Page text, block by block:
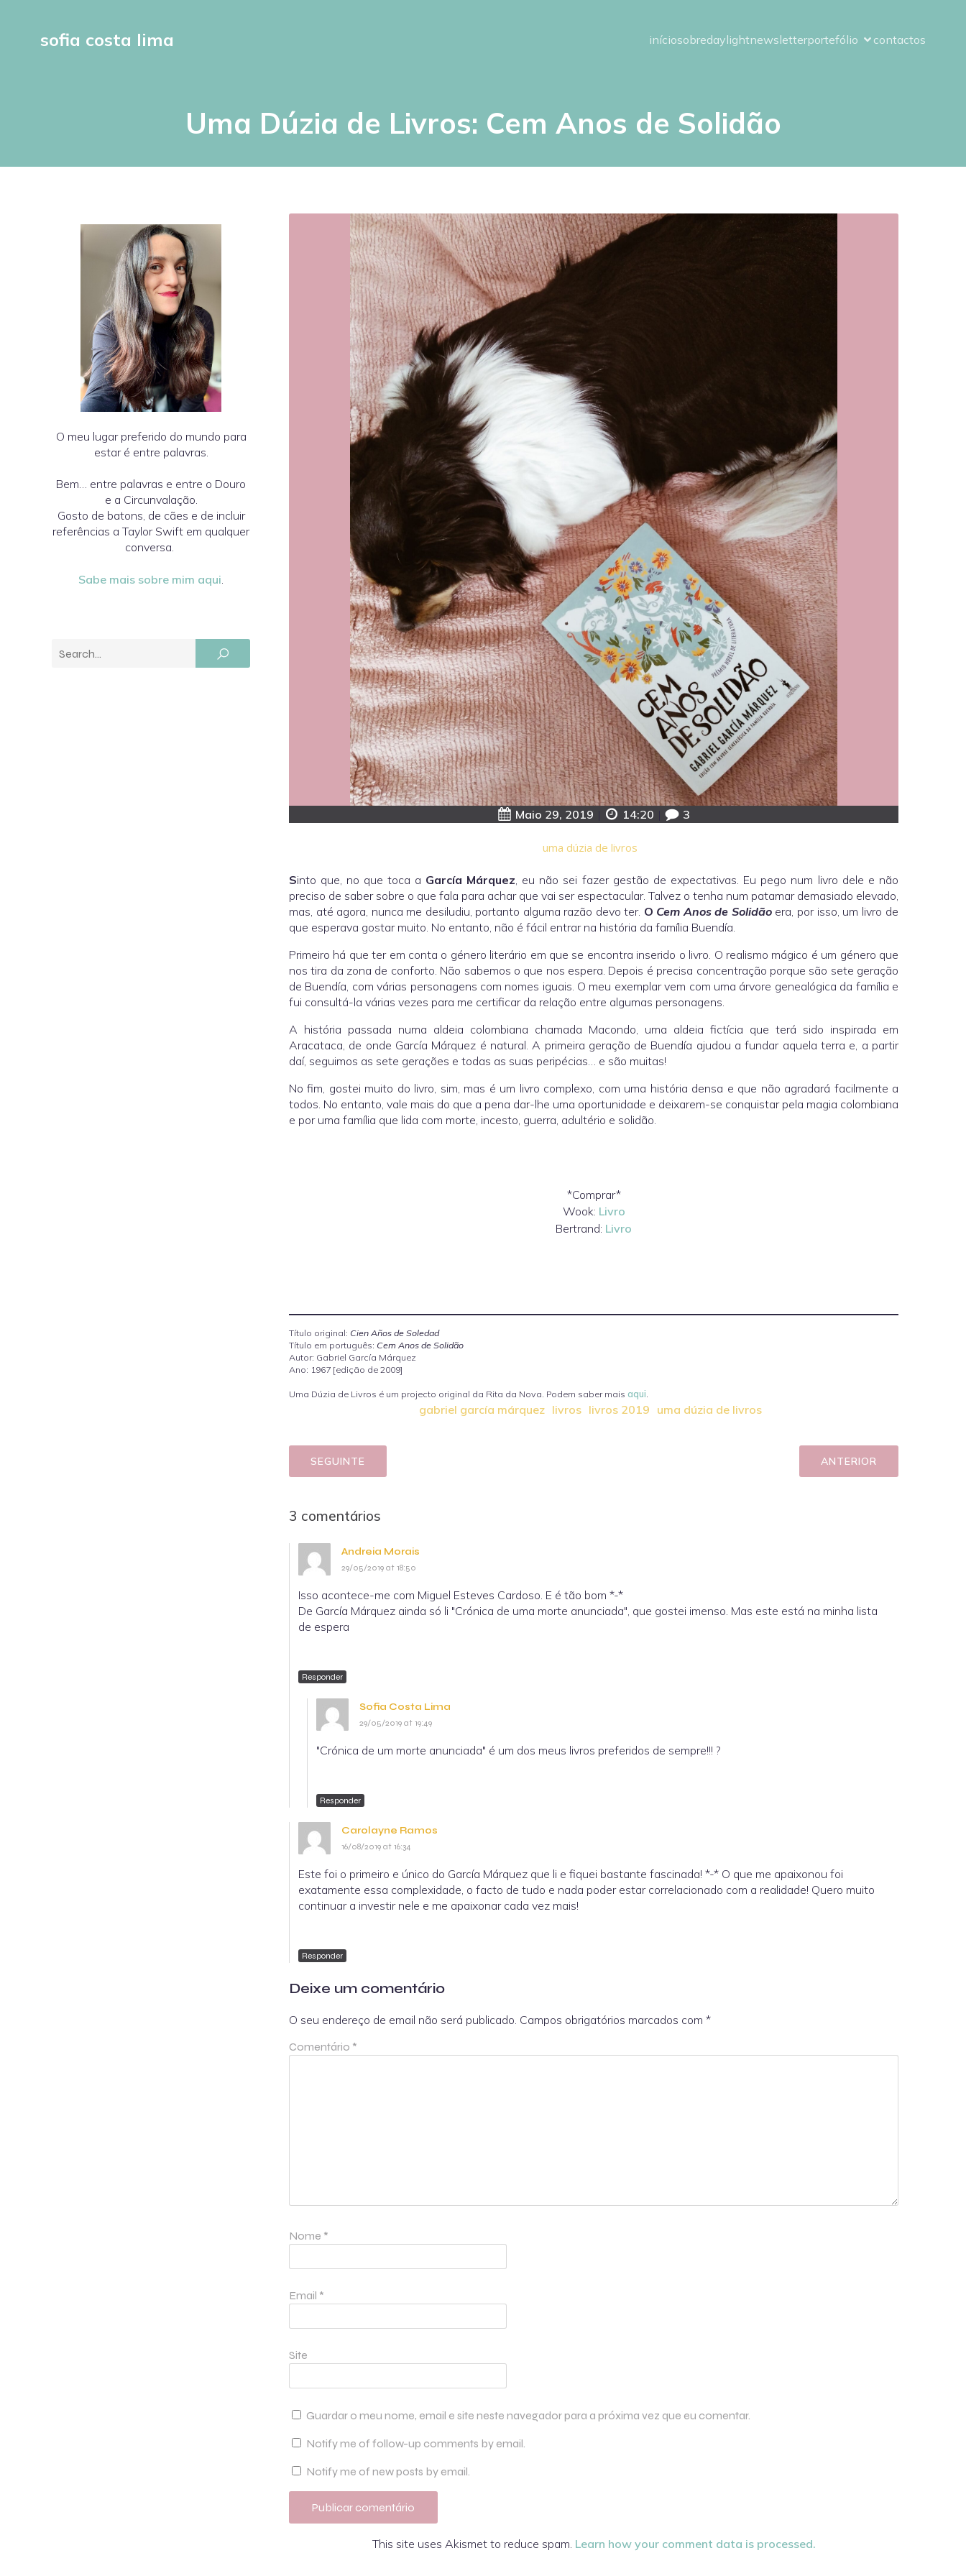
sofia costa lima iníciosobredaylightnewsletterportefólio contactos
Uma Dúzia de Livros: Cem Anos de Solidão
O meu lugar preferido do mundo para
estar é entre palavras.
Bem… entre palavras e entre o Douro
e a Circunvalação.
Gosto de batons, de cães e de incluir
referências a Taylor Swift em qualquer
conversa.
Sabe mais sobre mim aqui.
Maio 29, 2019 14:20 3
uma dúzia de livros
Sinto que, no que toca a García Márquez, eu não sei fazer gestão de expectativas. Eu pego num livro dele e não
preciso de saber sobre o que fala para achar que vai ser espectacular. Talvez o tenha num patamar demasiado elevado,
mas, até agora, nunca me desiludiu, portanto alguma razão devo ter. O Cem Anos de Solidão era, por isso, um livro de
que esperava gostar muito. No entanto, não é fácil entrar na história da família Buendía.
Primeiro há que ter em conta o género literário em que se encontra inserido o livro. O realismo mágico é um género que
nos tira da zona de conforto. Não sabemos o que nos espera. Depois é precisa concentração porque são sete geração
de Buendía, com várias personagens com nomes iguais. O meu exemplar vem com uma árvore genealógica da família e
fui consultá-la várias vezes para me certificar da relação entre algumas personagens.
A história passada numa aldeia colombiana chamada Macondo, uma aldeia fictícia que terá sido inspirada em
Aracataca, de onde García Márquez é natural. A primeira geração de Buendía ajudou a fundar aquela terra e, a partir
daí, seguimos as sete gerações e todas as suas peripécias… e são muitas!
No fim, gostei muito do livro, sim, mas é um livro complexo, com uma história densa e que não agradará facilmente a
todos. No entanto, vale mais do que a pena dar-lhe uma oportunidade e deixarem-se conquistar pela magia colombiana
e por uma família que lida com morte, incesto, guerra, adultério e solidão.
*Comprar*
Wook: Livro
Bertrand: Livro
Título original: Cien Años de Soledad
Título em português: Cem Anos de Solidão
Autor: Gabriel García Márquez
Ano: 1967 [edição de 2009]
Uma Dúzia de Livros é um projecto original da Rita da Nova. Podem saber mais aqui.
gabriel garcía márquez livros livros 2019 uma dúzia de livros
SEGUINTE ANTERIOR
3 comentários
Andreia Morais
29/05/2019 at 18:50
Isso acontece-me com Miguel Esteves Cardoso. E é tão bom *-*
De García Márquez ainda só li "Crónica de uma morte anunciada", que gostei imenso. Mas este está na minha lista
de espera
Responder
Sofia Costa Lima
29/05/2019 at 19:49
"Crónica de um morte anunciada" é um dos meus livros preferidos de sempre!!! ?
Responder
Carolayne Ramos
16/08/2019 at 16:34
Este foi o primeiro e único do García Márquez que li e fiquei bastante fascinada! *-* O que me apaixonou foi
exatamente essa complexidade, o facto de tudo e nada poder estar correlacionado com a realidade! Quero muito
continuar a investir nele e me apaixonar cada vez mais!
Responder
Deixe um comentário
O seu endereço de email não será publicado. Campos obrigatórios marcados com *
Comentário *
Nome *
Email *
Site
Guardar o meu nome, email e site neste navegador para a próxima vez que eu comentar.
Notify me of follow-up comments by email.
Notify me of new posts by email.
This site uses Akismet to reduce spam. Learn how your comment data is processed.